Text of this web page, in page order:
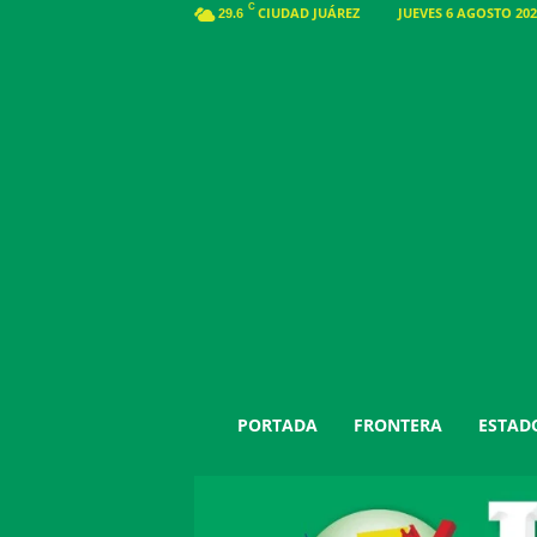
29.6 C CIUDAD JUÁREZ JUEVES 6 AGOSTO
PORTADA FRONTERA